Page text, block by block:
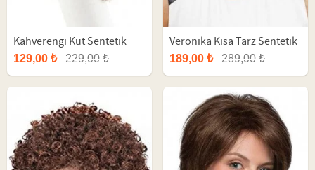
Kahverengi Küt Sentetik
Parti Peruğu
129,00 ₺ 229,00 ₺
Veronika Kısa Tarz Sentetik
Fiber Peruk
189,00 ₺ 289,00 ₺